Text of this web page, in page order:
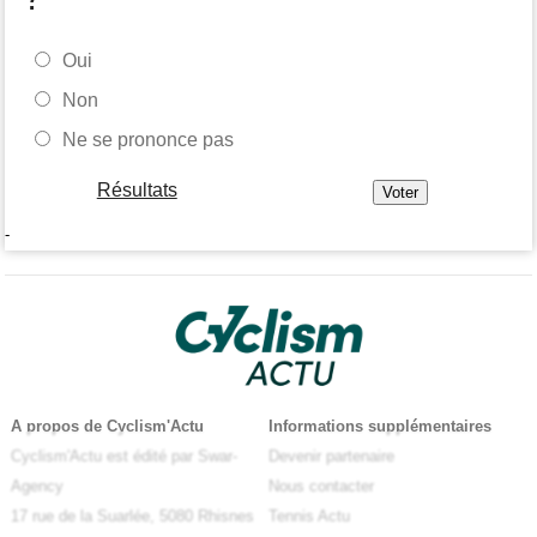
Oui
Non
Ne se prononce pas
Résultats
-
A propos de Cyclism'Actu
Cyclism'Actu est édité par Swar-
Agency
17 rue de la Suarlée, 5080 Rhisnes
Informations supplémentaires
Devenir partenaire
Nous contacter
Tennis Actu